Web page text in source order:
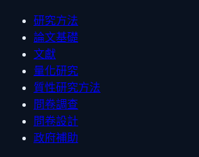
研究方法
論文基礎
文獻
量化研究
質性研究方法
問卷調查
問卷設計
政府補助